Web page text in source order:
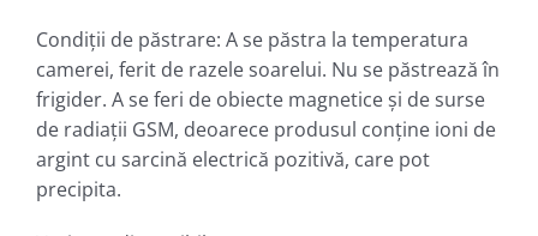
Condiţii de păstrare: A se păstra la temperatura
camerei, ferit de razele soarelui. Nu se păstrează în
frigider. A se feri de obiecte magnetice şi de surse
de radiaţii GSM, deoarece produsul conţine ioni de
argint cu sarcină electrică pozitivă, care pot
precipita.